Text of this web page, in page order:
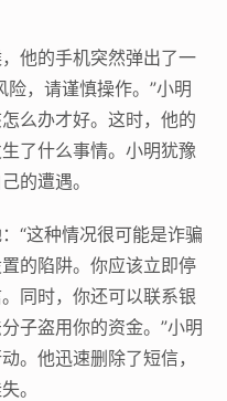
他的手机突然弹出了一
，请谨慎操作。”小明
么办才好。这时，他的
了什么事情。小明犹豫
的遭遇。
“这种情况很可能是诈骗
的陷阱。你应该立即停
同时，你还可以联系银
子盗用你的资金。”小明
。他迅速删除了短信，
。